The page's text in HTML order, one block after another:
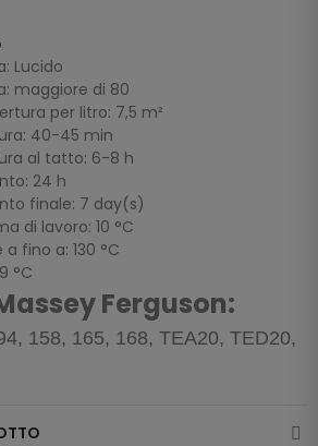
Lucido
maggiore di 80
per litro: 7,5 m²
40-45 min
al tatto: 6-8 h
24 h
finale: 7 day(s)
di lavoro: 10 °C
fino a: 130 °C
°C
Ferguson:
158, 165, 168, TEA20, TED20,